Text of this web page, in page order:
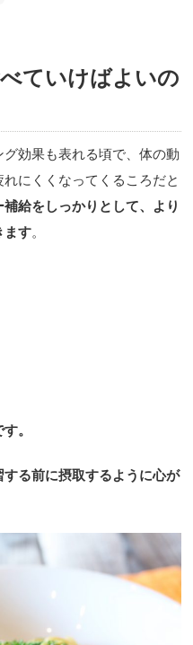
ていけばよいの
効果も表れる頃で、体の動
にくくなってくるころだと
補給をしっかりとして、より
ます。
。
る前に摂取するように心が